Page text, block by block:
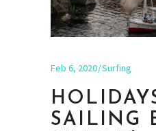
Feb 6, 2020 Surfing
SAILING